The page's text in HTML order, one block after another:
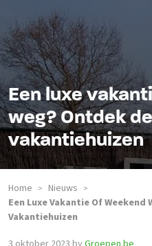
Een luxe
weg? Ontdek
vakantiehuizen
Home > Nieuws >
Een Luxe Vakantie Of Weekend
Vakantiehuizen